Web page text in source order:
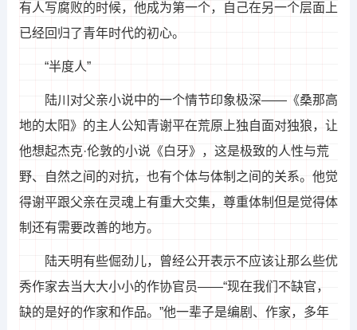
有人写腐败的时候，他成为第一个，自己在另一个层面上
已经回归了青年时代的初心。
“半度人”
陆川对父亲小说中的一个情节印象极深——《桑那高
地的太阳》的主人公知青谢平在荒原上独自面对独狼，让
他想起杰克·伦敦的小说《白牙》，这是极致的人性与荒
野、自然之间的对抗，也有个体与体制之间的关系。他觉
得谢平跟父亲在灵魂上有重大交集，尊重体制但是觉得体
制还有需要改善的地方。
陆天明有些倔劲儿，曾经公开表示不应该让那么些优
秀作家去当大大小小的作协官员——“现在我们不缺官，
缺的是好的作家和作品。”他一辈子是编剧、作家，多年